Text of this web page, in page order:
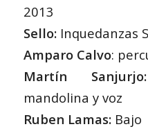
2013
Sello:Inquedanzas
Amparo Calvo:
Martín Sanjurjo:
mandolina y voz
Ruben Lamas:Bajo